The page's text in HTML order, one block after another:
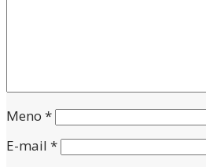
Meno *
E-mail *